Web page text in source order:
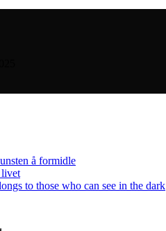
å formidle
to those who can see in the dark